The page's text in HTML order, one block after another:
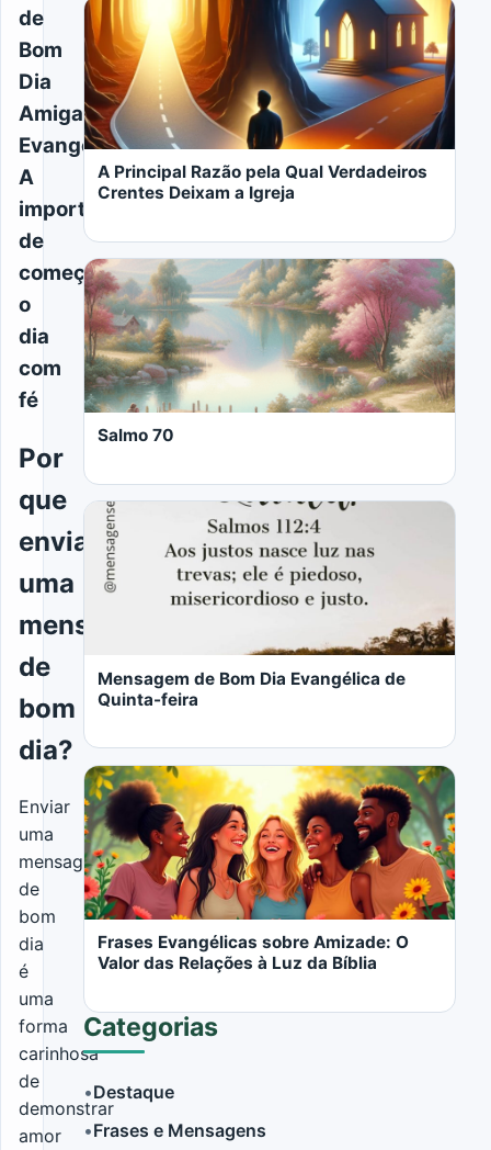
de
Bom
Dia
Amiga
Evangélica:
A
importância
de
começar
o
dia
com
fé
Por
que
enviar
uma
mensagem
de
bom
dia?
Enviar
uma
mensagem
de
bom
dia
é
uma
forma
carinhosa
de
demonstrar
amor
A Principal Razão pela Qual Verdadeiros
Crentes Deixam a Igreja
LER MAIS
Salmo 70
Mensagem de Bom Dia Evangélica de
Quinta-feira
LER MAIS
Frases Evangélicas sobre Amizade: O
Valor das Relações à Luz da Bíblia
LER MAIS
Categorias
•Destaque
•Frases e Mensagens